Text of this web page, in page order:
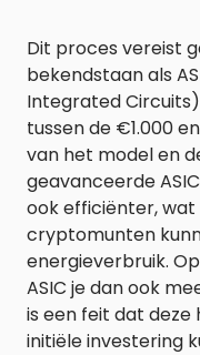
Dit proces vereist
bekendstaan als
Integrated
tussen de €1.000
van het model en
geavanceerde
ook efficiënter,
cryptomunten
energieverbruik.
ASIC je dan ook
is een feit dat
initiële investering